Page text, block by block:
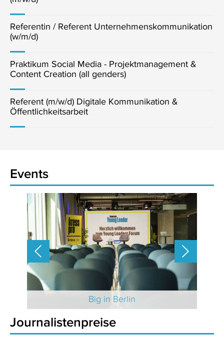
Referentin / Referent Unternehmenskommunikation
(w/m/d)
Praktikum Social Media - Projektmanagement &
Content Creation (all genders)
Referent (m/w/d) Digitale Kommunikation &
Öffentlichkeitsarbeit
Events
Big in Berlin
Journalistenpreise